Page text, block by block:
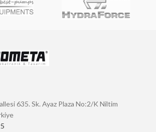
635. Sk. Ayaz Plaza No:2/K Niltim